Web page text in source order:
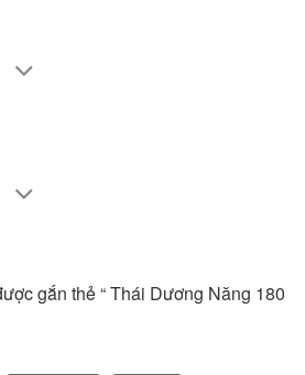
gắn thẻ “ Thái Dương Năng 180